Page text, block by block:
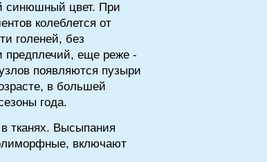
синюшный цвет. При
колеблется от
голеней, без
предплечий, еще реже -
появляются пузыри
в большей
года.
тканях. Высыпания
включают